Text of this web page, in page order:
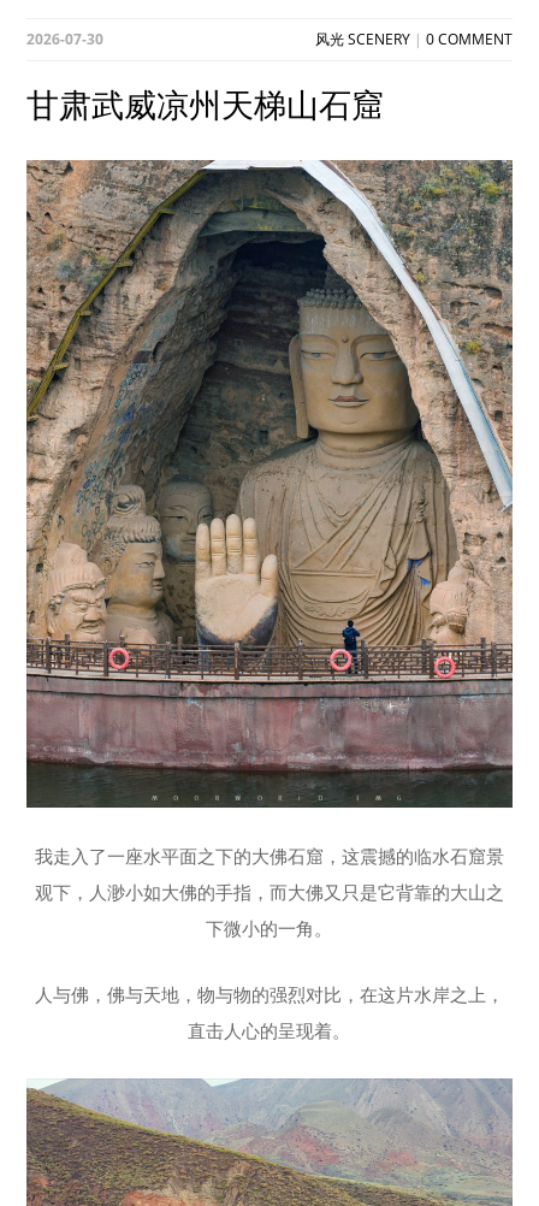
2026-07-30 风光 SCENERY| 0 COMMENT
甘肃武威凉州天梯山石窟
我走入了一座水平面之下的大佛石窟，这震撼的临水石窟景
观下，人渺小如大佛的手指，而大佛又只是它背靠的大山之
下微小的一角。
人与佛，佛与天地，物与物的强烈对比，在这片水岸之上，
直击人心的呈现着。